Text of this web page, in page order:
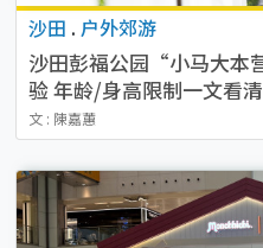
沙田 . 户外郊游
沙田彭福公园“小马大本
验 年龄/身高限制一文看
文 : 陳嘉蕙